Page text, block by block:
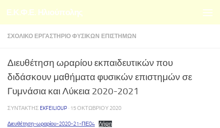
Skip to content
Ε.Κ.Φ.Ε. Ηλιούπολης
ΣΧΟΛΙΚΌ ΕΡΓΑΣΤΉΡΙΟ ΦΥΣΙΚΏΝ ΕΠΙΣΤΗΜΏΝ
Διευθέτηση ωραρίου εκπαιδευτικών που
διδάσκουν μαθήματα φυσικών επιστημών σε
Γυμνάσια και Λύκεια 2020-2021
ΣΥΝΤΆΚΤΗΣ EKFEILIOUP · 15 ΟΚΤΩΒΡΊΟΥ 2020
Διευθέτηση-ωραρίου-2020-21-ΠΕ04 Λήψη